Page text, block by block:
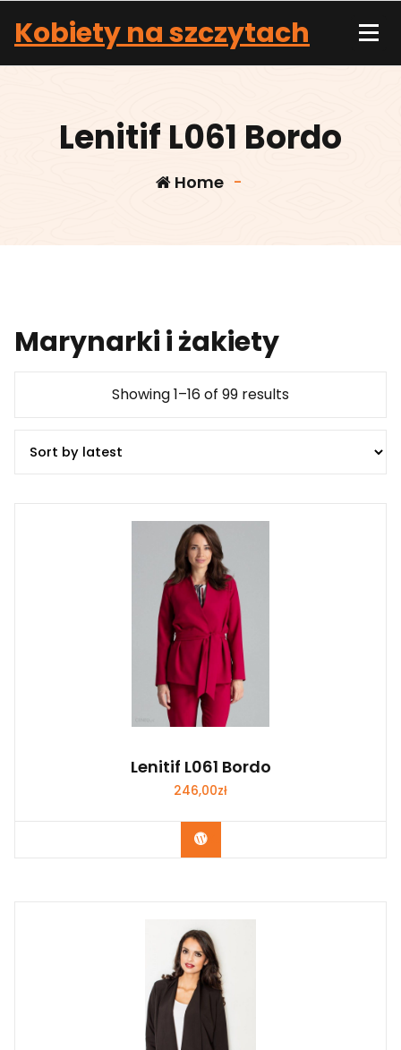
content
Kobiety na szczytach
Lenitif L061 Bordo
Home -
Marynarki i żakiety
Showing 1–16 of 99 results
Lenitif L061 Bordo
246,00zł
Kup Teraz